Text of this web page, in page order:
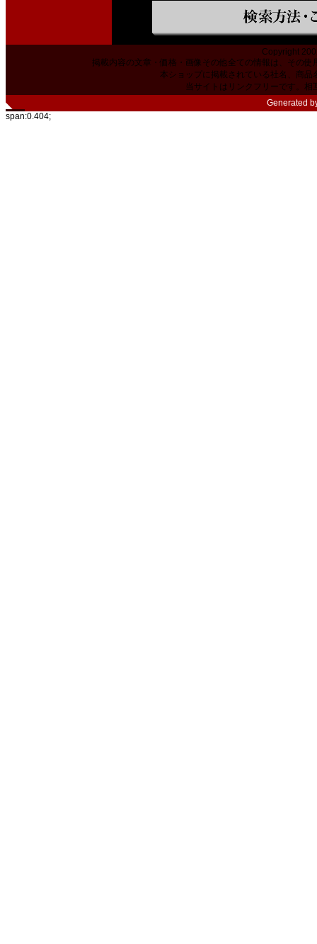
Copyright
掲載内容の文章・価格・画像その他全ての情報は、その
本ショップに掲載されている社名、商
当サイトはリンクフリーです。相
Generated
span:0.404;